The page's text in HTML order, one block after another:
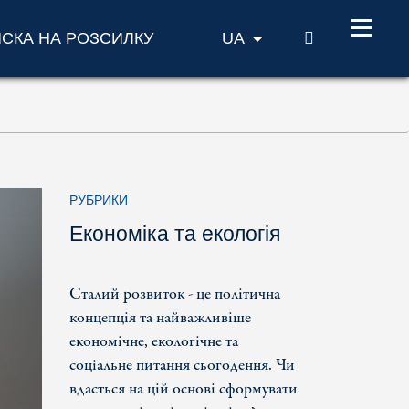
НА РОЗСИЛКУ UA ПОШУК
РУБРИКИ
Економіка та екологія
Сталий розвиток - це політична
концепція та найважливіше
економічне, екологічне та
соціальне питання сьогодення. Чи
вдасться на цій основі сформувати